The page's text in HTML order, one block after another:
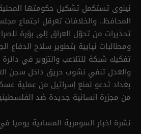
نينوى تستكمل تشكيل حكومتها
المحافظ.. والخلافات تعرقل اجتماع
تحذيرات من تحوّل العراق إلى بؤرة
ومطالبات نيابية بتطوير سلاح الدفاع
تفكيك شبكة للتلاعب والتزوير في
والعدل تنفي نشوب حريق داخل سجن
بغداد تدعو لمنع إسرائيل من عملية
من مجزرة انسانية جديدة ضد
نشرة اخبار السومرية المسائية يوميا في